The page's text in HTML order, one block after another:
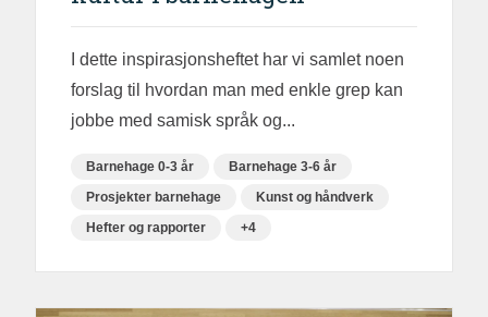
I dette inspirasjonsheftet har vi samlet noen
forslag til hvordan man med enkle grep kan
jobbe med samisk språk og...
Barnehage 0-3 år
Barnehage 3-6 år
Prosjekter barnehage
Kunst og håndverk
Hefter og rapporter
+4